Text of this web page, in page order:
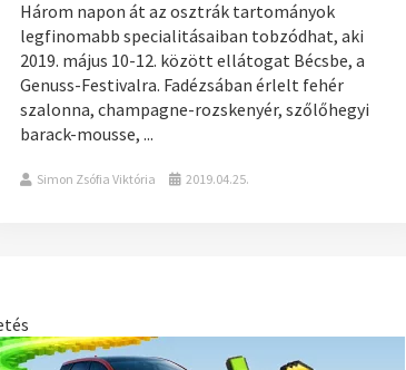
Három napon át az osztrák tartományok
legfinomabb specialitásaiban tobzódhat, aki
2019. május 10-12. között ellátogat Bécsbe, a
Genuss-Festivalra. Fadézsában érlelt fehér
szalonna, champagne-rozskenyér, szőlőhegyi
barack-mousse, ...
Simon Zsófia Viktória 2019.04.25.